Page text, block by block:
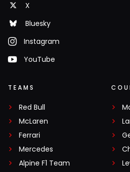
X
Bluesky
Instagram
YouTube
TEAMS
Red Bull
McLaren
Ferrari
Mercedes
Alpine F1 Team